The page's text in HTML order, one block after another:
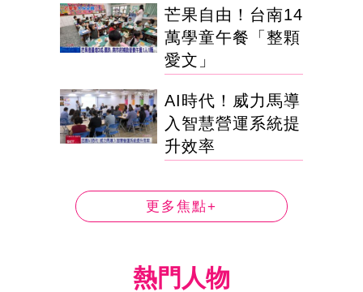
芒果自由！台南14
萬學童午餐「整顆
愛文」
AI時代！威力馬導
入智慧營運系統提
升效率
更多焦點+
熱門人物